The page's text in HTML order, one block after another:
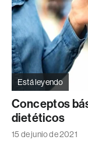
Está leyendo
Conceptos
dietéticos
15 de junio de 2021